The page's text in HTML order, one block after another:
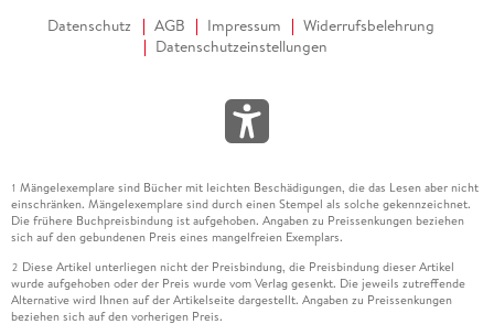
Datenschutz AGB Impressum
Widerrufsbelehrung
Datenschutzeinstellungen
1 Mängelexemplare sind Bücher mit leichten Beschädigungen, die das Lesen aber nicht
einschränken. Mängelexemplare sind durch einen Stempel als solche gekennzeichnet.
Die frühere Buchpreisbindung ist aufgehoben. Angaben zu Preissenkungen beziehen
sich auf den gebundenen Preis eines mangelfreien Exemplars.
2 Diese Artikel unterliegen nicht der Preisbindung, die Preisbindung dieser Artikel
wurde aufgehoben oder der Preis wurde vom Verlag gesenkt. Die jeweils zutreffende
Alternative wird Ihnen auf der Artikelseite dargestellt. Angaben zu Preissenkungen
beziehen sich auf den vorherigen Preis.